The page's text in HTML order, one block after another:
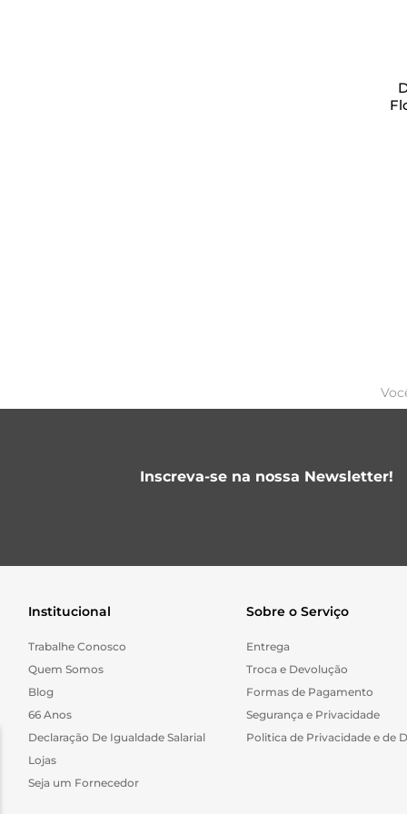
Inscreva-se na nossa Newsletter!
Institucional
Trabalhe Conosco
Quem Somos
Blog
66 Anos
Declaração De Igualdade Salarial
Lojas
Seja um Fornecedor
Sobre o Serviço
Entrega
Troca e Devolução
Formas de Pagamento
Segurança e Privacidade
Politica de Privacidade e de